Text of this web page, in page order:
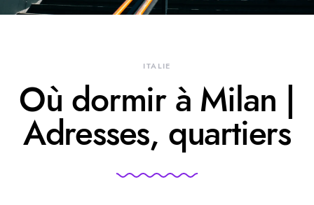
ITALIE
Où dormir à Milan |
Adresses, quartiers